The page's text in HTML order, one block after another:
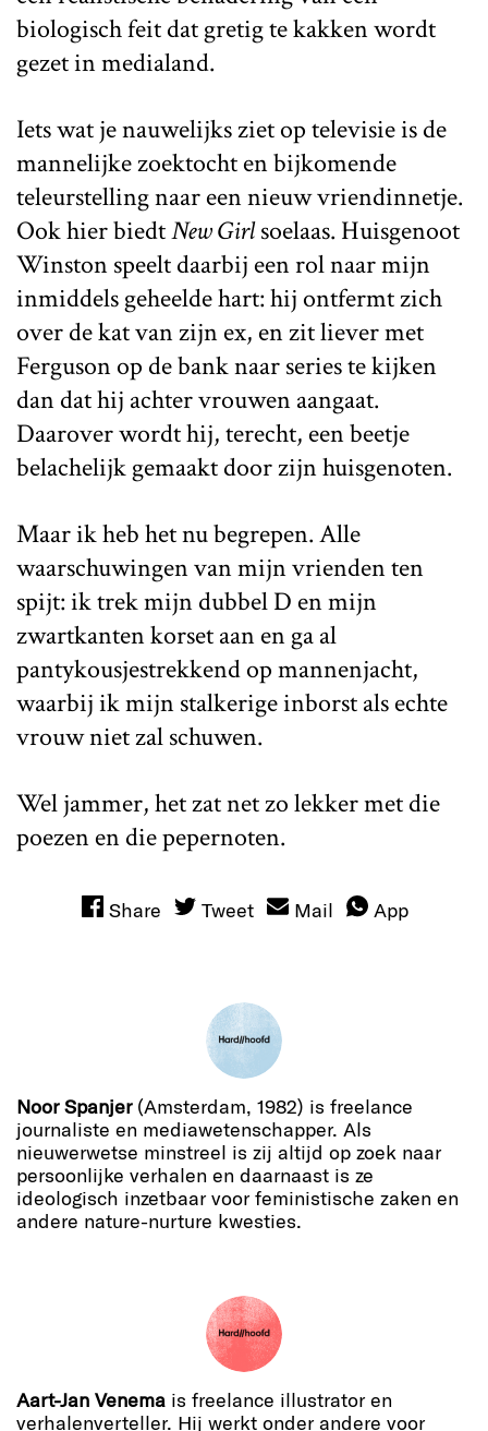
biologisch feit dat gretig te kakken wordt
gezet in medialand.
Iets wat je nauwelijks ziet op televisie is de
mannelijke zoektocht en bijkomende
teleurstelling naar een nieuw vriendinnetje.
Ook hier biedtNew Girlsoelaas. Huisgenoot
Winston speelt daarbij een rol naar mijn
inmiddels geheelde hart: hij ontfermt zich
over de kat van zijn ex, en zit liever met
Ferguson op de bank naar series te kijken
dan dat hij achter vrouwen aangaat.
Daarover wordt hij, terecht, een beetje
belachelijk gemaakt door zijn huisgenoten.
Maar ik heb het nu begrepen. Alle
waarschuwingen van mijn vrienden ten
spijt: ik trek mijn dubbel D en mijn
zwartkanten korset aan en ga al
pantykousjestrekkend op mannenjacht,
waarbij ik mijn stalkerige inborst als echte
vrouw niet zal schuwen.
Wel jammer, het zat net zo lekker met die
poezen en die pepernoten.
Share Tweet Mail App
Noor Spanjer(Amsterdam, 1982) is freelance
journaliste en mediawetenschapper. Als
nieuwerwetse minstreel is zij altijd op zoek naar
persoonlijke verhalen en daarnaast is ze
ideologisch inzetbaar voor feministische zaken en
andere nature-nurture kwesties.
Aart-Jan Venema is freelance illustrator en
verhalenverteller. Hij werkt onder andere voor